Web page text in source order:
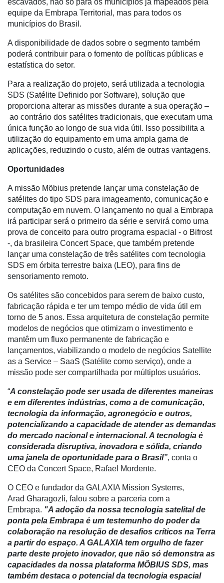
Artigos
Agenda
Agricultura
de
Precisão
Automação
e
Robótica
Conectividade
Dados
Análise
E-
Commerce
Informatização
da
Agricultura
Vertical
Software
Empresarial
Tecnologia
para
Recursos
Hídricos
Membros
Liberali
Netrin
Néctar
Tecprime
Agro
Lean
Way
Manager
ONE
CHB
equipe da Embrapa Territorial, mas para todos os
municípios do Brasil.
A disponibilidade de dados sobre o segmento também
poderá contribuir para o fomento de políticas públicas e
estatística do setor.
Para a realização do projeto, será utilizada a tecnologia
SDS (Satélite Definido por Software), solução que
proporciona alterar as missões durante a sua operação –
ao contrário dos satélites tradicionais, que executam uma
única função ao longo de sua vida útil. Isso possibilita a
utilização do equipamento em uma ampla gama de
aplicações, reduzindo o custo, além de outras vantagens.
Oportunidades
A missão Möbius pretende lançar uma constelação de
satélites do tipo SDS para imageamento, comunicação e
computação em nuvem. O lançamento no qual a Embrapa
irá participar será o primeiro da série e servirá como uma
prova de conceito para outro programa espacial - o Bifrost
-, da brasileira Concert Space, que também pretende
lançar uma constelação de três satélites com tecnologia
SDS em órbita terrestre baixa (LEO), para fins de
sensoriamento remoto.
Os satélites são concebidos para serem de baixo custo,
fabricação rápida e ter um tempo médio de vida útil em
torno de 5 anos. Essa arquitetura de constelação permite
modelos de negócios que otimizam o investimento e
mantêm um fluxo permanente de fabricação e
lançamentos, viabilizando o modelo de negócios Satellite
as a Service – SaaS (Satélite como serviço), onde a
missão pode ser compartilhada por múltiplos usuários.
“A constelação pode ser usada de diferentes maneiras
e em diferentes indústrias, como a de comunicação,
tecnologia da informação, agronegócio e outros,
potencializando a capacidade de atender as demandas
do mercado nacional e internacional. A tecnologia é
considerada disruptiva, inovadora e sólida, criando
uma janela de oportunidade para o Brasil”, conta o
CEO da Concert Space, Rafael Mordente.
O CEO e fundador da GALAXIA Mission Systems,
Arad Gharagozli, falou sobre a parceria com a
Embrapa. "A adoção da nossa tecnologia satelital de
ponta pela Embrapa é um testemunho do poder da
colaboração na resolução de desafios críticos na Terra
a partir do espaço. A GALAXIA tem orgulho de fazer
parte deste projeto inovador, que não só demonstra as
capacidades da nossa plataforma MÖBIUS SDS, mas
também destaca o potencial da tecnologia espacial